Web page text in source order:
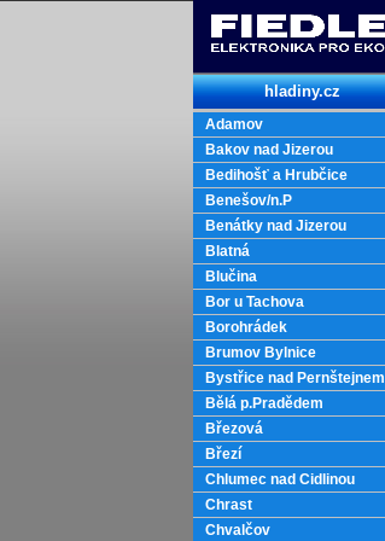
hladiny.cz
Adamov
Bakov nad Jizerou
Bedihošť a Hrubčice
Benešov/n.P
Benátky nad Jizerou
Blatná
Blučina
Bor u Tachova
Borohrádek
Brumov Bylnice
Bystřice nad Pernštejnem
Bělá p.Pradědem
Březová
Březí
Chlumec nad Cidlinou
Chrast
Chvalčov